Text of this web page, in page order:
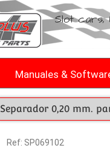
Slot cars,
Manuales &
Separador 0,20 mm.
Ref: SP069102